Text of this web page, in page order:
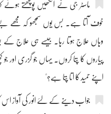
ماسٹر جی نے آنکھیں پونچھتے
خوف آتا ہے۔ بس یوں سمجھو کہ مجھے بے
وہاں علاج ہوتا رہا۔ جیسے ہی علاج کے
پیاروں کا پتا کروں۔ یہاں جو گزری اور جو
اپنے حمید کا اتا پتا ہے؟"
جواب دینے کے لئے انور کی آواز